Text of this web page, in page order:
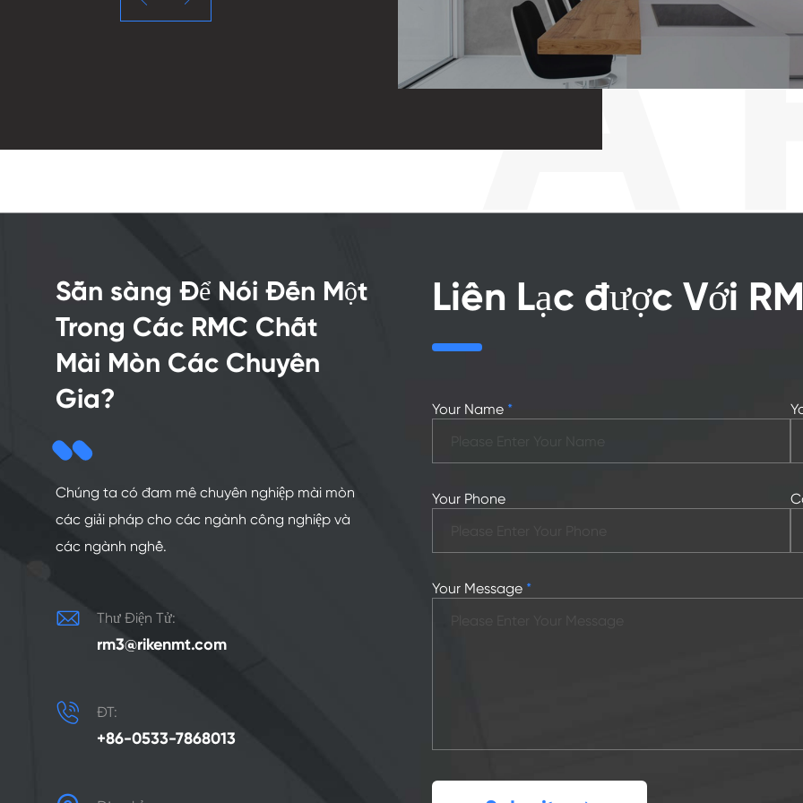
Sẵn sàng Để Nói Đến Một
Trong Các RMC Chất
Mài Mòn Các Chuyên
Gia?
Chúng ta có đam mê chuyên nghiệp mài mòn
các giải pháp cho các ngành công nghiệp và
các ngành nghề.
 Thư Điện Tử:
rm3@rikenmt.com
 ĐT:
+86-0533-7868013
Liên Lạc được Với
Your Name *
Your Phone
Your Message *